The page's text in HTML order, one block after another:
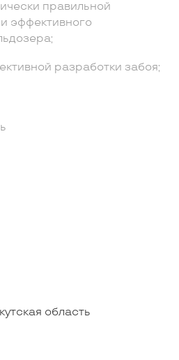
правильной
эффективного
разработки забоя;
область